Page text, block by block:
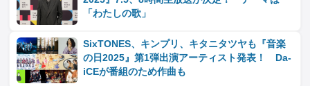
「わたしの歌」
SixTONES、キンプリ、キタニタツヤも『音楽
の日2025』第1弾出演アーティスト発表！ Da‐
iCEが番組のため作曲も